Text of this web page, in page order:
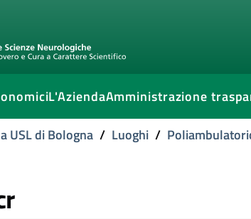
L'AziendaAmministrazione
USL di Bologna / Luoghi /